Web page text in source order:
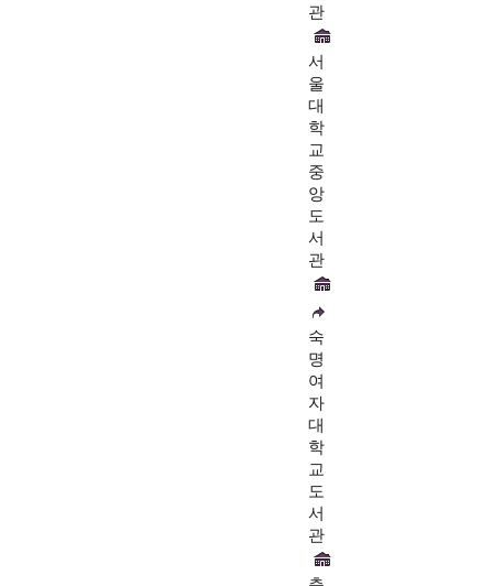
관
서
울
대
학
교
중
앙
도
서
관
숙
명
여
자
대
학
교
도
서
관